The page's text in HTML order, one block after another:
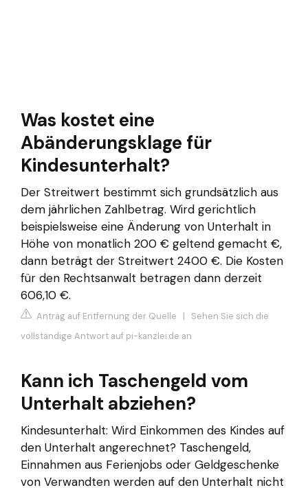
Was kostet eine
Abänderungsklage für
Kindesunterhalt?
Der Streitwert bestimmt sich grundsätzlich aus
dem jährlichen Zahlbetrag. Wird gerichtlich
beispielsweise eine Änderung von Unterhalt in
Höhe von monatlich 200 € geltend gemacht €,
dann beträgt der Streitwert 2400 €. Die Kosten
für den Rechtsanwalt betragen dann derzeit
606,10 €.
Antrag auf Entfernung der Quelle | Sehen Sie sich die
vollständige Antwort auf pi-kanzlei.de an
Kann ich Taschengeld vom
Unterhalt abziehen?
Kindesunterhalt: Wird Einkommen des Kindes auf
den Unterhalt angerechnet? Taschengeld,
Einnahmen aus Ferienjobs oder Geldgeschenke
von Verwandten werden auf den Unterhalt nicht